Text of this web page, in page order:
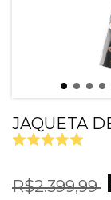
JAQUETA
R$2.399,99